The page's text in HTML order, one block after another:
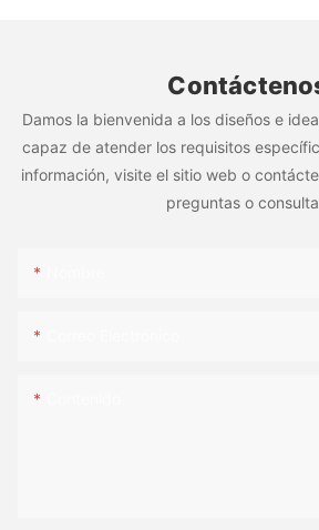
Damos la bienvenida a los diseños e
capaz de atender los requisitos
información, visite el sitio web o
preguntas o